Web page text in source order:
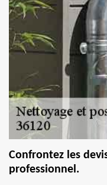
Confrontez les
professionnel.